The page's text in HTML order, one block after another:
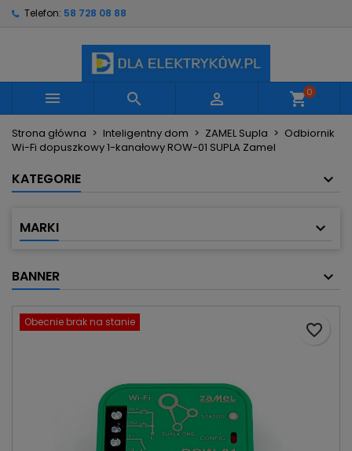
Telefon: 58 728 08 88
   shopping_cart0
Strona główna Inteligentny dom ZAMEL Supla
Odbiornik
Wi-Fi dopuszkowy 1-kanałowy ROW-01 SUPLA Zamel
KATEGORIE
MARKI
BANNER
Obecnie brak na stanie favorite_border
Utwórz nową listę
Nazwa listy życzeń
Anuluj Utwórz listę życzeń
Musisz być zalogowany by zapisać produkty na
swojej liście życzeń.
Anuluj Zaloguj się